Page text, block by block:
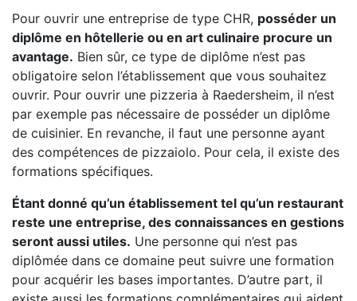
Pour ouvrir une entreprise de type CHR, posséder un
diplôme en hôtellerie ou en art culinaire procure un
avantage. Bien sûr, ce type de diplôme n’est pas
obligatoire selon l’établissement que vous souhaitez
ouvrir. Pour ouvrir une pizzeria à Raedersheim, il n’est
par exemple pas nécessaire de posséder un diplôme
de cuisinier. En revanche, il faut une personne ayant
des compétences de pizzaiolo. Pour cela, il existe des
formations spécifiques.
Étant donné qu’un établissement tel qu’un restaurant
reste une entreprise, des connaissances en gestions
seront aussi utiles. Une personne qui n’est pas
diplômée dans ce domaine peut suivre une formation
pour acquérir les bases importantes. D’autre part, il